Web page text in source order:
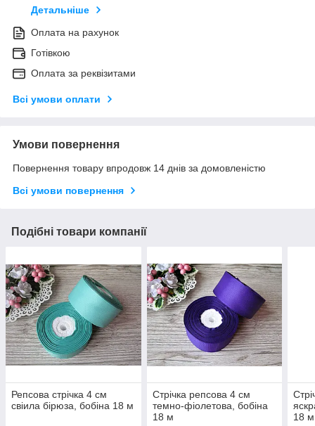
Детальніше
Оплата на рахунок
Готівкою
Оплата за реквізитами
Всі умови оплати
Умови повернення
Повернення товару впродовж 14 днів за домовленістю
Всі умови повернення
Подібні товари компанії
Репсова стрічка 4 см
свіила бірюза, бобіна 18 м
Стрічка репсова 4 см
темно-фіолетова, бобіна
18 м
18 м